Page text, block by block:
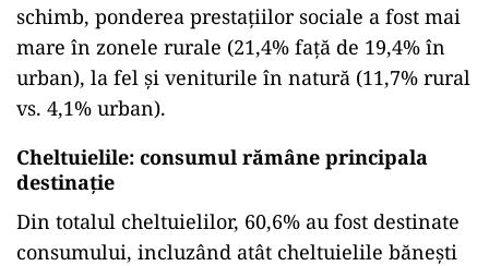
schimb, ponderea prestațiilor sociale a fost mai
mare în zonele rurale (21,4% față de 19,4% în
urban), la fel și veniturile în natură (11,7% rural
vs. 4,1% urban).
Cheltuielile: consumul rămâne principala
destinație
Din totalul cheltuielilor, 60,6% au fost destinate
consumului, incluzând atât cheltuielile bănești